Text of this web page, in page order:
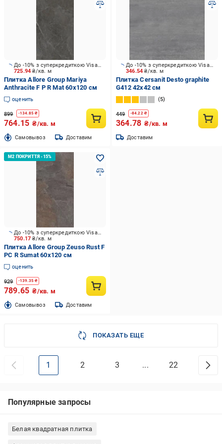
725.94₴/кв. м
До -10% з суперкредиткою Visa Вигода
Плитка Allore Group Mariya
Anthracite F P R Mat 60x120 см
оценить
899 -134.85 ₴
764.15 ₴/кв. м
Cамовывоз Доставим
346.54₴/кв. м
До -10% з суперкредиткою Visa Вигода
Плитка Cersanit Desto graphite
G412 42x42 см
5
449 -84.22₴
364.78 ₴/кв. м
Доставим
750.17₴/кв. м
До -10% з суперкредиткою Visa Вигода
Плитка Allore Group Zeuso Rust F
PC R Sumat 60х120 см
оценить
929 -139.35 ₴
789.65 ₴/кв. м
Cамовывоз Доставим
ПОКАЗАТЬ ЕЩЕ
1 2 3 ... 22
Популярные запросы
Белая квадратная плитка